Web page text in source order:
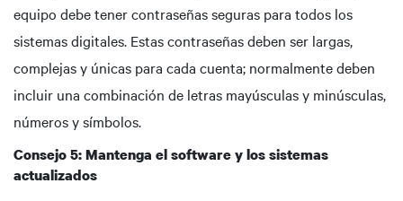
equipo debe tener contraseñas seguras para todos los
sistemas digitales. Estas contraseñas deben ser largas,
complejas y únicas para cada cuenta; normalmente deben
incluir una combinación de letras mayúsculas y minúsculas,
números y símbolos.
Consejo 5: Mantenga el software y los sistemas
actualizados